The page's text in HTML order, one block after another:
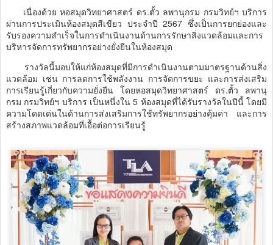
เนื่องด้วย หอสมุดวิทยาศาสตร์ ดร.ตั้ว ลพานุกรม กรมวิทย์ฯ บริการ
ผ่านการประเมินห้องสมุดสีเขียว ประจำปี 2567 ซึ่งเป็นการยกย่องและ
รับรองความสำเร็จในการดำเนินงานด้านการรักษาสิ่งแวดล้อมและการ
บริหารจัดการทรัพยากรอย่างยั่งยืนในห้องสมุด
รางวัลนี้มอบให้แก่ห้องสมุดที่มีการดำเนินงานตามมาตรฐานด้านสิ่ง
แวดล้อม เช่น การลดการใช้พลังงาน การจัดการขยะ และการส่งเสริม
การเรียนรู้เกี่ยวกับความยั่งยืน โดยหอสมุดวิทยาศาสตร์ ดร.ตั้ว ลพานุ
กรม กรมวิทย์ฯ บริการ เป็นหนึ่งใน 5 ห้องสมุดที่ได้รับรางวัลในปีนี้ โดยมี
ความโดดเด่นในด้านการส่งเสริมการใช้ทรัพยากรอย่างคุ้มค่า และการ
สร้างสภาพแวดล้อมที่เอื้อต่อการเรียนรู้